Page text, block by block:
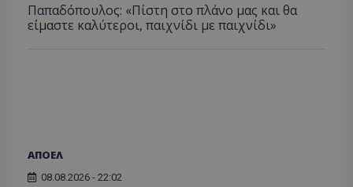
Παπαδόπουλος: «Πίστη στο πλάνο μας και θα
είμαστε καλύτεροι, παιχνίδι με παιχνίδι»
ΑΠΟΕΛ
08.08.2026 - 22:02